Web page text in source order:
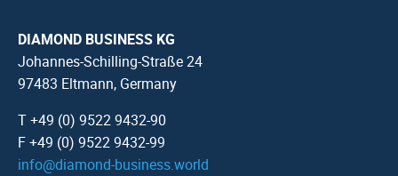
DIAMOND BUSINESS KG
Johannes-Schilling-Straße 24
97483 Eltmann, Germany
T +49 (0) 9522 9432-90
F +49 (0) 9522 9432-99
info@diamond-business.world